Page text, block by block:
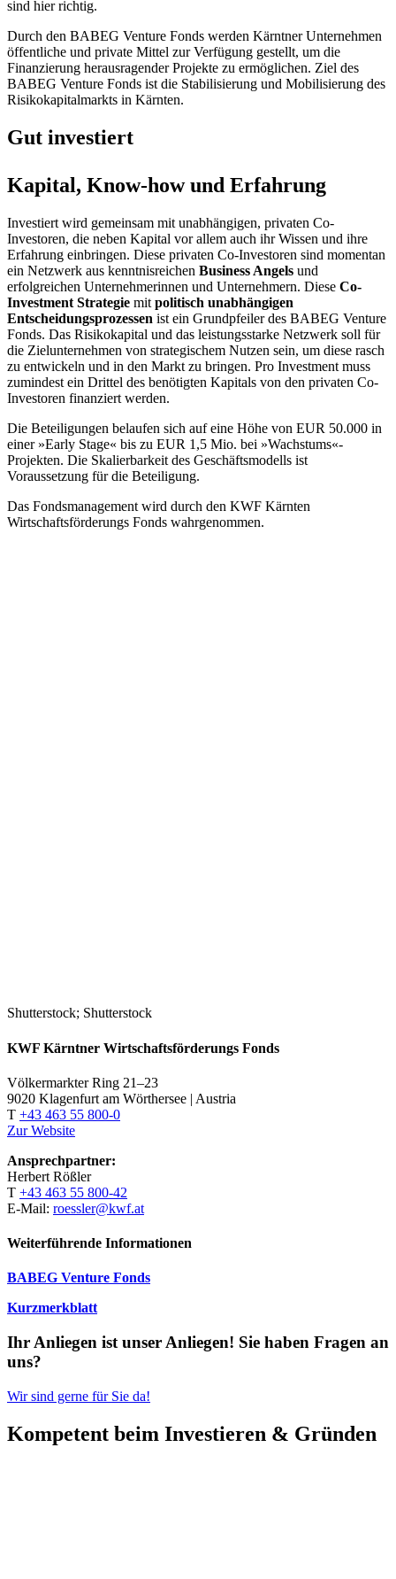
sind hier richtig.
Durch den BABEG Venture Fonds werden Kärntner Unternehmen
öffentliche und private Mittel zur Verfügung gestellt, um die
Finanzierung herausragender Projekte zu ermöglichen. Ziel des
BABEG Venture Fonds ist die Stabilisierung und Mobilisierung des
Risikokapitalmarkts in Kärnten.
Gut investiert
Kapital, Know-how und Erfahrung
Investiert wird gemeinsam mit unabhängigen, privaten Co-
Investoren, die neben Kapital vor allem auch ihr Wissen und ihre
Erfahrung einbringen. Diese privaten Co-Investoren sind momentan
ein Netzwerk aus kenntnisreichen Business Angels und
erfolgreichen Unternehmerinnen und Unternehmern. Diese Co-
Investment Strategie mit politisch unabhängigen
Entscheidungsprozessen ist ein Grundpfeiler des BABEG Venture
Fonds. Das Risikokapital und das leistungsstarke Netzwerk soll für
die Zielunternehmen von strategischem Nutzen sein, um diese rasch
zu entwickeln und in den Markt zu bringen. Pro Investment muss
zumindest ein Drittel des benötigten Kapitals von den privaten Co-
Investoren finanziert werden.
Die Beteiligungen belaufen sich auf eine Höhe von EUR 50.000 in
einer »Early Stage« bis zu EUR 1,5 Mio. bei »Wachstums«-
Projekten. Die Skalierbarkeit des Geschäftsmodells ist
Voraussetzung für die Beteiligung.
Das Fondsmanagement wird durch den KWF Kärnten
Wirtschaftsförderungs Fonds wahrgenommen.
Shutterstock; Shutterstock
KWF Kärntner Wirtschaftsförderungs Fonds
Völkermarkter Ring 21–23
9020 Klagenfurt am Wörthersee | Austria
T +43 463 55 800-0
Zur Website
Ansprechpartner:
Herbert Rößler
T +43 463 55 800-42
E-Mail: roessler@kwf.at
Weiterführende Informationen
BABEG Venture Fonds
Kurzmerkblatt
Ihr Anliegen ist unser Anliegen! Sie haben Fragen an
uns?
Wir sind gerne für Sie da!
Kompetent beim Investieren & Gründen